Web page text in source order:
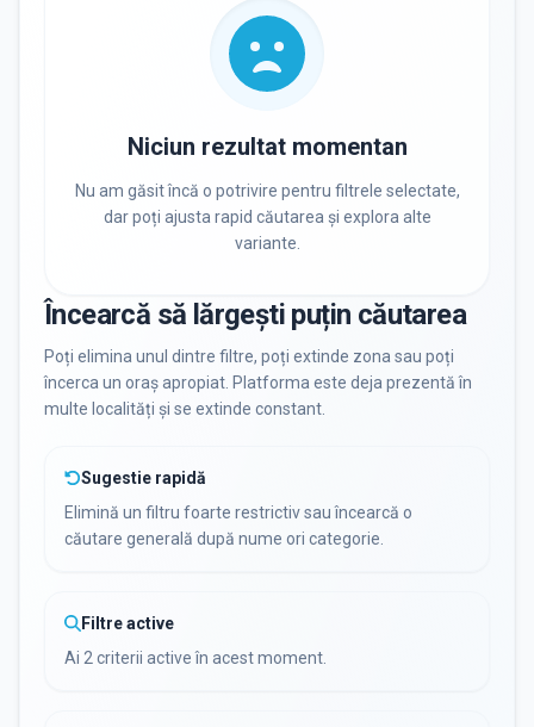
Niciun rezultat momentan
Nu am găsit încă o potrivire pentru filtrele selectate,
dar poți ajusta rapid căutarea și explora alte
variante.
Încearcă să lărgești puțin căutarea
Poți elimina unul dintre filtre, poți extinde zona sau poți
încerca un oraș apropiat. Platforma este deja prezentă în
multe localități și se extinde constant.
Sugestie rapidă
Elimină un filtru foarte restrictiv sau încearcă o
căutare generală după nume ori categorie.
Filtre active
Ai 2 criterii active în acest moment.